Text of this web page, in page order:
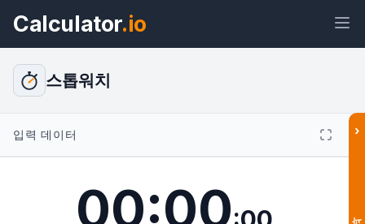
Calculator.io
미리보기 스톱워치 위젯
스톱워치
입력 데이터
00:00
›